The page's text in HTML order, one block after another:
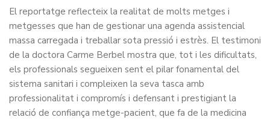
El reportatge reflecteix la realitat de molts metges i
metgesses que han de gestionar una agenda assistencial
massa carregada i treballar sota pressió i estrès. El testimoni
de la doctora Carme Berbel mostra que, tot i les dificultats,
els professionals segueixen sent el pilar fonamental del
sistema sanitari i compleixen la seva tasca amb
professionalitat i compromís i defensant i prestigiant la
relació de confiança metge-pacient, que fa de la medicina